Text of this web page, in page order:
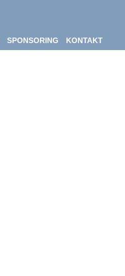
SPONSORING KONTAKT